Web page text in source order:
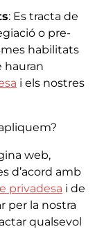
: Es tracta de
o pre-
habilitats
hauran
i els nostres
web,
d’acord amb
privadesa i de
per la nostra
qualsevol